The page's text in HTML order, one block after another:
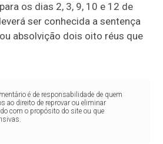
os dias 2, 3, 9, 10 e 12 de
ser conhecida a sentença
absolvição dois oito réus que
é de responsabilidade de quem
ao direito de reprovar ou eliminar
com o propósito do site ou que